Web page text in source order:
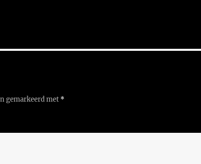
gemarkeerd met *